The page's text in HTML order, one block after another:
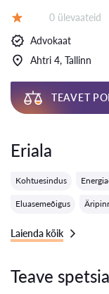
Ülevaateid:
0 ülevaateid
Advokaat
Ahtri 4, Tallinn
TEAVET
Eriala
Kohtuesindus
Eluasemeõigus
Laienda kõik
Teave